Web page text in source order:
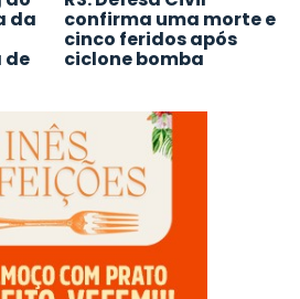
da
de
confirma uma morte e
cinco feridos após
ciclone bomba